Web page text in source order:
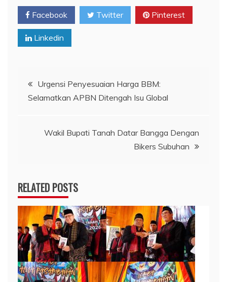
Facebook Twitter Pinterest
Linkedin
Navigasi
pos
Urgensi Penyesuaian Harga BBM:
Selamatkan APBN Ditengah Isu Global
Wakil Bupati Tanah Datar Bangga Dengan
Bikers Subuhan
RELATED POSTS